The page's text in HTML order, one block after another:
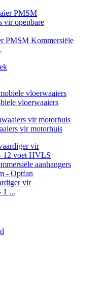
PMSM Kommersiële
vloerwaaiers
vir motorhuis
vir
1 ...